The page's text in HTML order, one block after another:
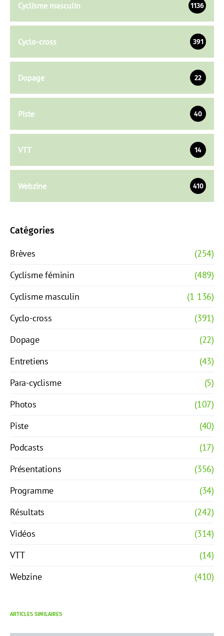
Cyclisme masculin 1136
Cyclo-cross 391
Dopage 22
Piste 40
VTT 14
Webzine 410
Catégories
Brèves
(254)
Cyclisme féminin
(489)
Cyclisme masculin
(1 136)
Cyclo-cross
(391)
Dopage
(22)
Entretiens
(43)
Para-cyclisme
(5)
Photos
(107)
Piste
(40)
Podcasts
(17)
Présentations
(356)
Programme
(34)
Résultats
(242)
Vidéos
(314)
VTT
(14)
Webzine
(410)
ARTICLES SIMILAIRES